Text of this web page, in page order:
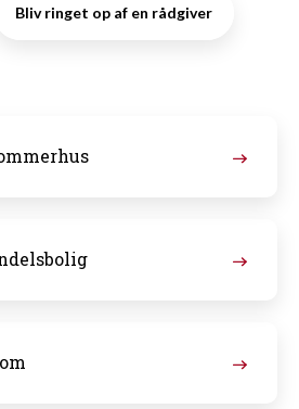
Bliv ringet op af en rådgiver